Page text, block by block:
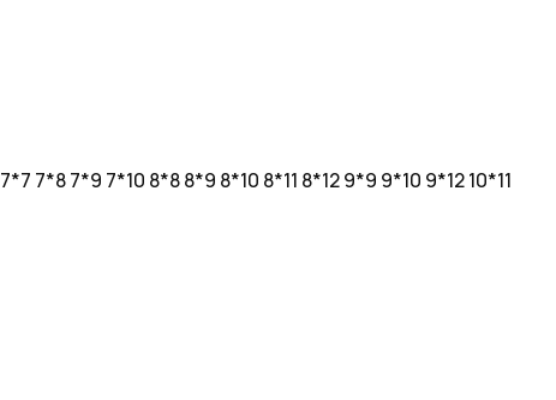
7*7 7*87*9 7*10 8*88*9 8*10 8*11 8*129*9 9*10 9*1210*11